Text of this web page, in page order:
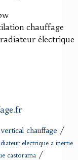
chauffage
électrique
chauffage /
electrique a inertie
castorama /